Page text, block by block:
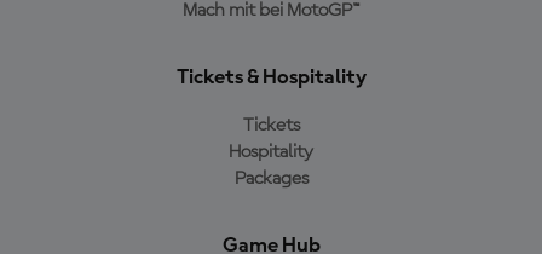
Mach mit bei MotoGP™
Tickets & Hospitality
Tickets
Hospitality
Packages
Game Hub